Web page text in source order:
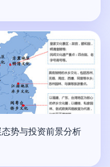
势与投资前景分析